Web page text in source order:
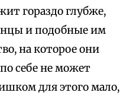
гораздо глубже,
и подобные им
на которое они
себе не может
для этого мало,